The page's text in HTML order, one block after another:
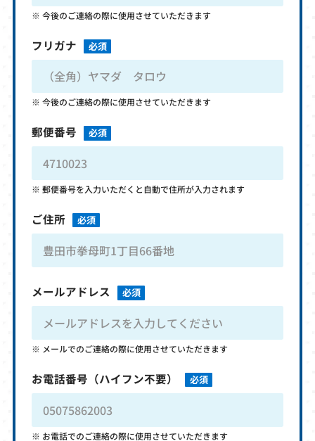
今後のご連絡の際に使用させていただきます
フリガナ 必須
今後のご連絡の際に使用させていただきます
郵便番号 必須
郵便番号を入力いただくと自動で住所が入力されます
ご住所 必須
メールアドレス 必須
メールでのご連絡の際に使用させていただきます
お電話番号 （ハイフン不要） 必須
お電話でのご連絡の際に使用させていただきます